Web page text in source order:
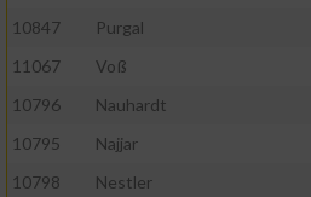
10847
Purgal
11067
Voß
10796
Nauhardt
10795
Najjar
10798
Nestler